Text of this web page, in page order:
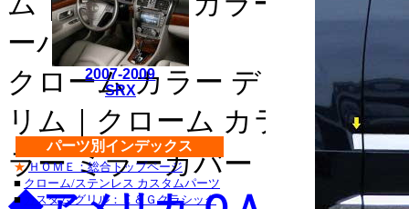
・３００Ｍ_クローム/
セブリング_クローム/
デュランゴ_クローム/
・チャージャー_クロ
グランドチェロキー_
2007-2009
SRX
パーツ別インデックス
★ ＨＯＭＥ：総合トップページ
■ クローム/ステンレス カスタムパーツ
■
カスタム グリル：Ｅ＆Ｇクラシック
ーパネル｜
クローム カラー デッキ トリ
リム｜クローム カラー ライ
ラー ミラーカバー｜クロー